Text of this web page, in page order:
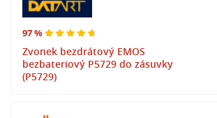
97 %
Zvonek bezdrátový EMOS
bezbateriový P5729 do zásuvky
(P5729)